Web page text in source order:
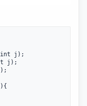
int j);
j);